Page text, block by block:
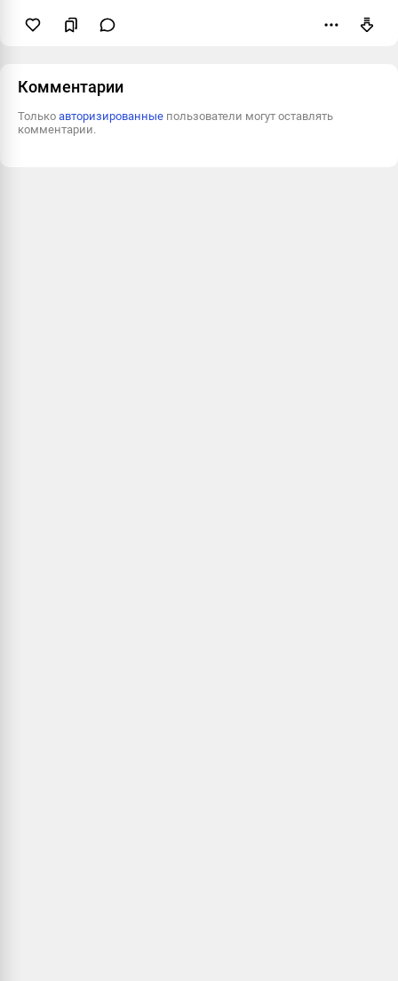
Комментарии
Только авторизированные пользователи могут оставлять
комментарии.